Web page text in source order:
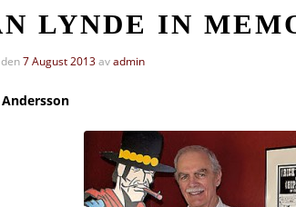
LYNDE IN
7 August 2013avadmin